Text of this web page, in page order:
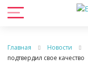
Главная Новости
подтвердил свое качество